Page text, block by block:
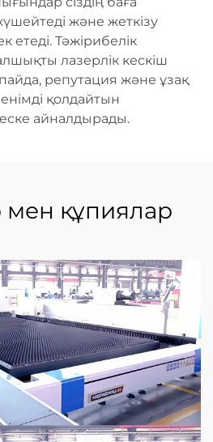
және жеткізу
етеді. Тәжірибелік
лазерлік кескіш
репутация және ұзақ
қолдайтын
айналдырады.
мен құпиялар